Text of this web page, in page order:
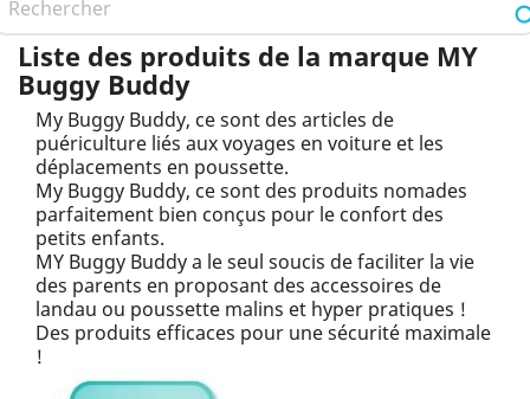
Liste des produits de la marque MY
Buggy Buddy
My Buggy Buddy, ce sont des articles de
puériculture liés aux voyages en voiture et les
déplacements en poussette.
My Buggy Buddy, ce sont des produits nomades
parfaitement bien conçus pour le confort des
petits enfants.
MY Buggy Buddy a le seul soucis de faciliter la vie
des parents en proposant des accessoires de
landau ou poussette malins et hyper pratiques !
Des produits efficaces pour une sécurité maximale
!